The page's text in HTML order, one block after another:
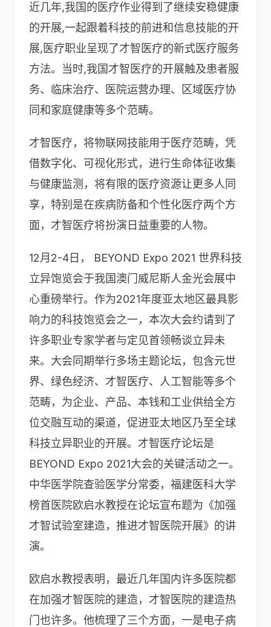
近几年,我国的医疗作业得到了继续安稳健康
的开展,一起跟着科技的前进和信息技能的开
展,医疗职业呈现了才智医疗的新式医疗服务
方法。当时,我国才智医疗的开展触及患者服
务、临床治疗、医院运营办理、区域医疗协
同和家庭健康等多个范畴。
才智医疗，将物联网技能用于医疗范畴，凭
借数字化、可视化形式，进行生命体征收集
与健康监测，将有限的医疗资源让更多人同
享，特别是在疾病防备和个性化医疗两个方
面，才智医疗将扮演日益重要的人物。
12月2-4日， BEYOND Expo 2021 世界科技
立异饱览会于我国澳门威尼斯人金光会展中
心重磅举行。作为2021年度亚太地区最具影
响力的科技饱览会之一，本次大会约请到了
许多职业专家学者与定见首领畅谈立异未
来。大会同期举行多场主题论坛，包含元世
界、绿色经济、才智医疗、人工智能等多个
范畴，为企业、产品、本钱和工业供给全方
位交融互动的渠道，促进亚太地区乃至全球
科技立异职业的开展。才智医疗论坛是
BEYOND Expo 2021大会的关键活动之一。
中华医学院查验医学分常委，福建医科大学
榜首医院欧启水教授在论坛宣布题为《加强
才智试验室建造，推进才智医院开展》的讲
演。
欧启水教授表明，最近几年国内许多医院都
在加强才智医院的建造，才智医院的建造热
门也许多。他梳理了三个方面，一是电子病